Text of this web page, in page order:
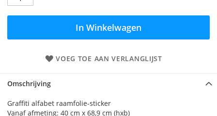
In Winkelwagen
VOEG TOE AAN VERLANGLIJST
Omschrijving
Graffiti alfabet raamfolie-sticker
Vanaf afmeting: 40 cm x 68,9 cm (hxb)